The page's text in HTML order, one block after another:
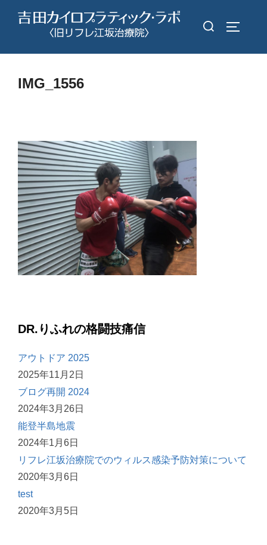
検
対
IMG_1556
DR.りふれの格闘技痛信
アウトドア 2025
2025年11月2日
ブログ再開 2024
2024年3月26日
能登半島地震
2024年1月6日
リフレ江坂治療院でのウィルス感染予防対策について
2020年3月6日
test
2020年3月5日